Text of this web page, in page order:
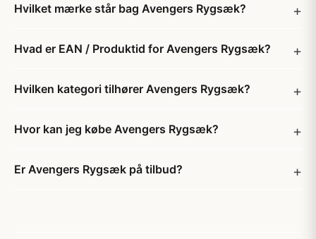
Hvilket mærke står bag Avengers Rygsæk?
Hvad er EAN / Produktid for Avengers Rygsæk?
Hvilken kategori tilhører Avengers Rygsæk?
Hvor kan jeg købe Avengers Rygsæk?
Er Avengers Rygsæk på tilbud?